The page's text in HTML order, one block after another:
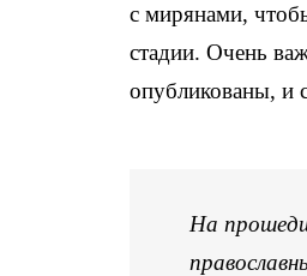
с мирянами,
стадии. Очень
опубликованы, и
На